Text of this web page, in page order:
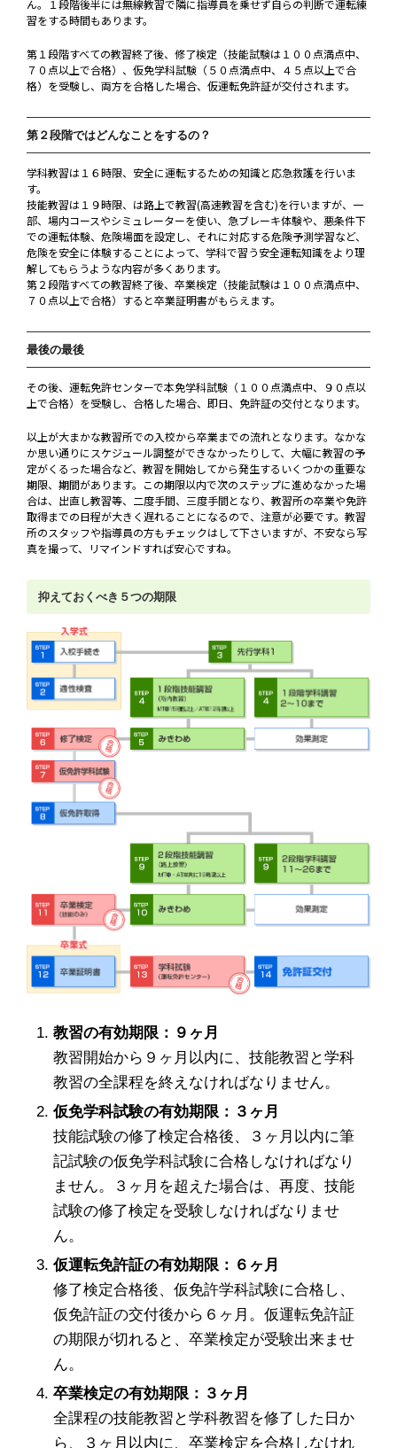
ん。１段階後半には無線教習で隣に指導員を乗せず自らの判断で運転練
習をする時間もあります。
第１段階すべての教習終了後、修了検定（技能試験は１００点満点中、
７０点以上で合格）、仮免学科試験（５０点満点中、４５点以上で合
格）を受験し、両方を合格した場合、仮運転免許証が交付されます。
第２段階ではどんなことをするの？
学科教習は１６時限、安全に運転するための知識と応急救護を行いま
す。
技能教習は１９時限、は路上で教習(高速教習を含む)を行いますが、一
部、場内コースやシミュレーターを使い、急ブレーキ体験や、悪条件下
での運転体験、危険場面を設定し、それに対応する危険予測学習など、
危険を安全に体験することによって、学科で習う安全運転知識をより理
解してもらうような内容が多くあります。
第２段階すべての教習終了後、卒業検定（技能試験は１００点満点中、
７０点以上で合格）すると卒業証明書がもらえます。
最後の最後
その後、運転免許センターで本免学科試験（１００点満点中、９０点以
上で合格）を受験し、合格した場合、即日、免許証の交付となります。
以上が大まかな教習所での入校から卒業までの流れとなります。なかな
か思い通りにスケジュール調整ができなかったりして、大幅に教習の予
定がくるった場合など、教習を開始してから発生するいくつかの重要な
期限、期間があります。この期限以内で次のステップに進めなかった場
合は、出直し教習等、二度手間、三度手間となり、教習所の卒業や免許
取得までの日程が大きく遅れることになるので、注意が必要です。教習
所のスタッフや指導員の方もチェックはして下さいますが、不安なら写
真を撮って、リマインドすれば安心ですね。
抑えておくべき５つの期限
教習の有効期限：９ヶ月
教習開始から９ヶ月以内に、技能教習と学科
教習の全課程を終えなければなりません。
仮免学科試験の有効期限：３ヶ月
技能試験の修了検定合格後、３ヶ月以内に筆
記試験の仮免学科試験に合格しなければなり
ません。３ヶ月を超えた場合は、再度、技能
試験の修了検定を受験しなければなりませ
ん。
仮運転免許証の有効期限：６ヶ月
修了検定合格後、仮免許学科試験に合格し、
仮免許証の交付後から６ヶ月。仮運転免許証
の期限が切れると、卒業検定が受験出来ませ
ん。
卒業検定の有効期限：３ヶ月
全課程の技能教習と学科教習を修了した日か
ら、３ヶ月以内に、卒業検定を合格しなけれ